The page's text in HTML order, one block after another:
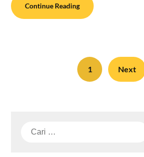
Continue Reading
1 Next
Cari